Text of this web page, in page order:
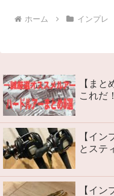
ホーム インプレ
【ま
これだ
【イ
とステ
【イ